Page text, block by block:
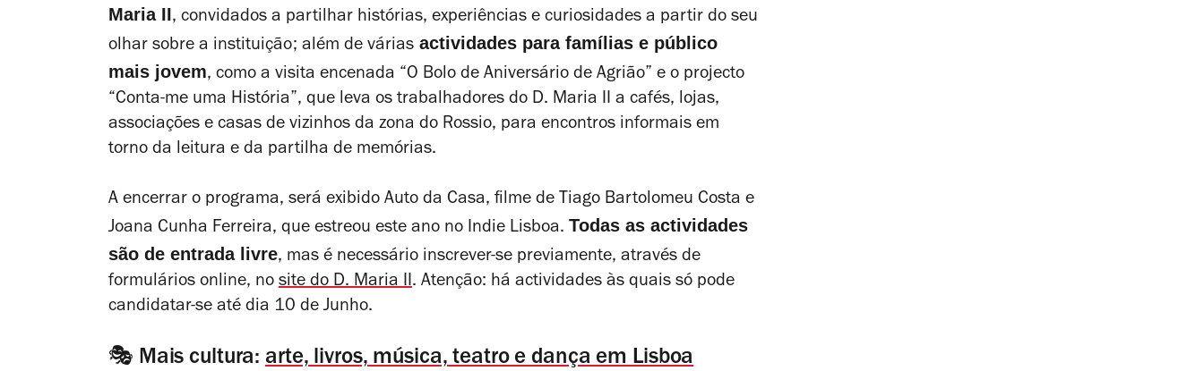
Maria II, convidados a partilhar histórias, experiências e curiosidades a partir do seu
olhar sobre a instituição; além de várias actividades para famílias e público
mais jovem, como a visita encenada “O Bolo de Aniversário de Agrião” e o projecto
“Conta-me uma História”, que leva os trabalhadores do D. Maria II a cafés, lojas,
associações e casas de vizinhos da zona do Rossio, para encontros informais em
torno da leitura e da partilha de memórias.
A encerrar o programa, será exibido Auto da Casa, filme de Tiago Bartolomeu Costa e
Joana Cunha Ferreira, que estreou este ano no Indie Lisboa. Todas as actividades
são de entrada livre, mas é necessário inscrever-se previamente, através de
formulários online, no site do D. Maria II. Atenção: há actividades às quais só pode
candidatar-se até dia 10 de Junho.
🎭 Mais cultura: arte, livros, música, teatro e dança em Lisboa